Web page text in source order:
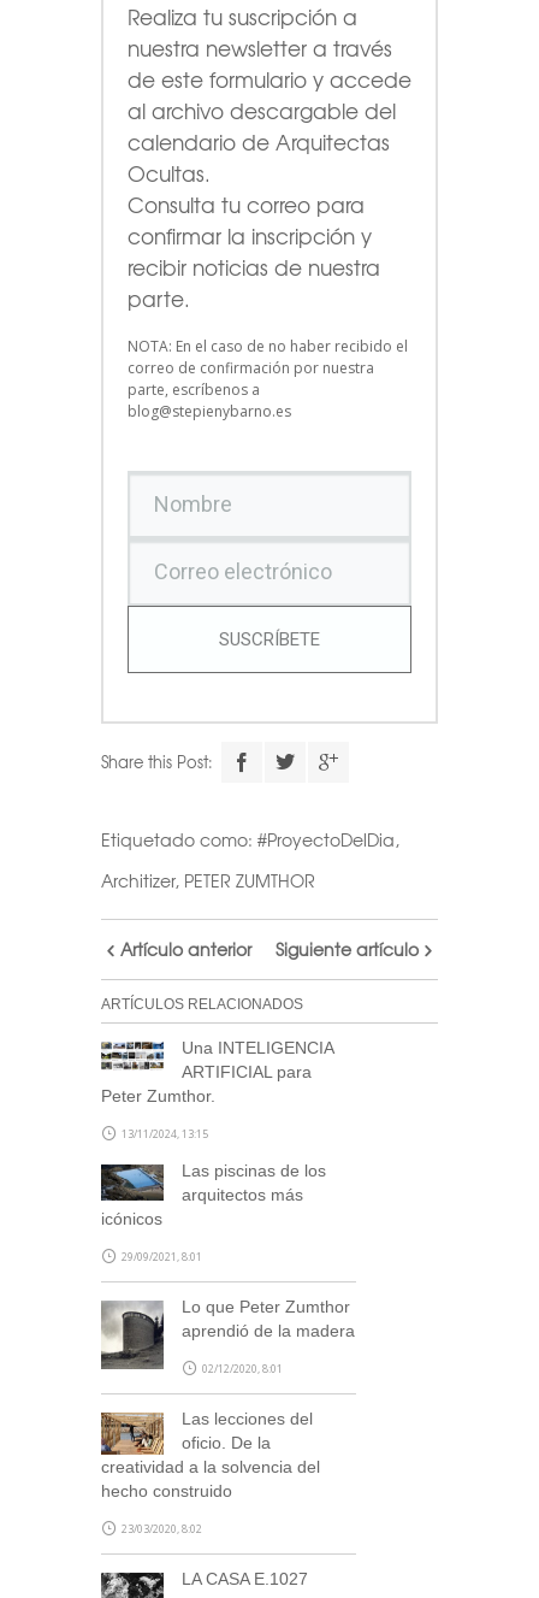
Realiza tu suscripción a
nuestra newsletter a través
de este formulario y accede
al archivo descargable del
calendario de Arquitectas
Ocultas.
Consulta tu correo para
confirmar la inscripción y
recibir noticias de nuestra
parte.
NOTA: En el caso de no haber recibido el
correo de confirmación por nuestra
parte, escríbenos a
blog@stepienybarno.es
SUSCRÍBETE
Share this Post:
Etiquetado como: #ProyectoDelDia,
Architizer, PETER ZUMTHOR
Artículo anterior Siguiente artículo
ARTÍCULOS RELACIONADOS
Una INTELIGENCIA
ARTIFICIAL para
Peter Zumthor.
13/11/2024, 13:15
Las piscinas de los
arquitectos más
icónicos
29/09/2021, 8:01
Lo que Peter Zumthor
aprendió de la madera
02/12/2020, 8:01
Las lecciones del
oficio. De la
creatividad a la solvencia del
hecho construido
23/03/2020, 8:02
LA CASA E.1027